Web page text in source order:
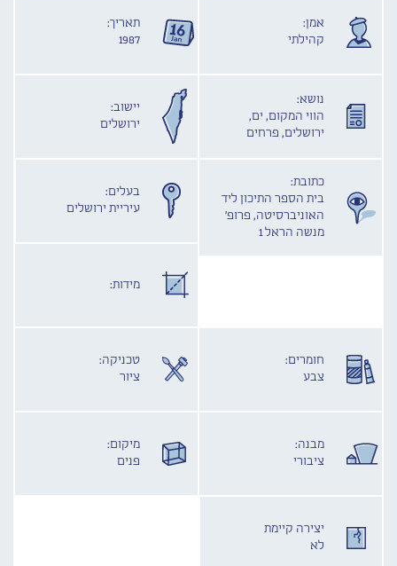
אמן:
קהילתי
תאריך:
1987
נושא:
הווי המקום, ים,
ירושלים, פרחים
יישוב:
ירושלים
כתובת:
בית הספר התיכון ליד
האוניברסיטה, פרופ'
מנשה הראל 1
בעלים:
עיריית ירושלים
מידות:
חומרים:
צבע
טכניקה:
ציור
מבנה:
ציבורי
מיקום:
פנים
יצירה קיימת
לא